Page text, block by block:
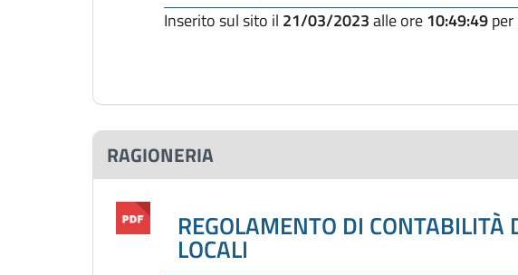
Inserito sul sito il 21/03/2023alle ore10:49:49per
RAGIONERIA
REGOLAMENTO DI CONTABILITÀ
LOCALI